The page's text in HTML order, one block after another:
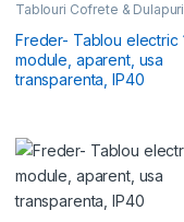
Tablouri Cofrete & Dulapuri
Tablouri Electrice
Rezidențiale Aparente
Freder- Tablou electric 18
module, aparent, usa
transparenta, IP40